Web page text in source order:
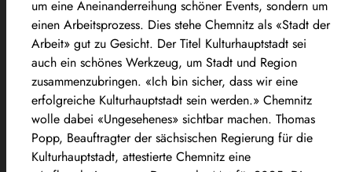
um eine Aneinanderreihung schöner Events, sondern um
einen Arbeitsprozess. Dies stehe Chemnitz als «Stadt der
Arbeit» gut zu Gesicht. Der Titel Kulturhauptstadt sei
auch ein schönes Werkzeug, um Stadt und Region
zusammenzubringen. «Ich bin sicher, dass wir eine
erfolgreiche Kulturhauptstadt sein werden.» Chemnitz
wolle dabei «Ungesehenes» sichtbar machen. Thomas
Popp, Beauftragter der sächsischen Regierung für die
Kulturhauptstadt, attestierte Chemnitz eine